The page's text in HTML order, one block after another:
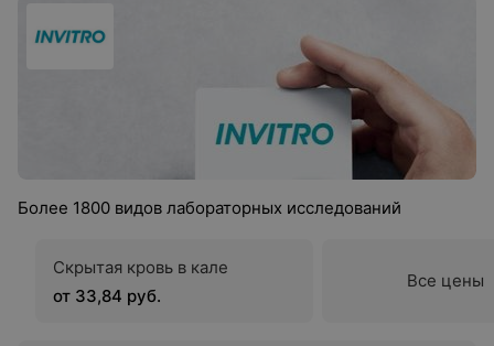
Более 1800 видов лабораторных исследований
Скрытая кровь в кале
от 33,84 руб.
Все цены